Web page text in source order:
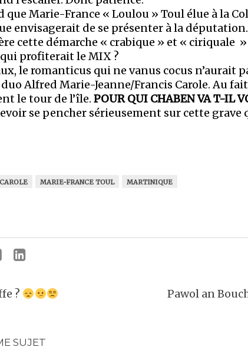
que Marie-France « Loulou » Toul élue à la
envisagerait de se présenter à la
cette démarche « crabique » et « ciriquale
profiterait le MIX ?
le romanticus qui ne vanus cocus n’aurait
Alfred Marie-Jeanne/Francis Carole. Au
le tour de l’île. POUR QUI CHABEN VA T-IL
se pencher sérieusement sur cette grave
MARIE-FRANCE TOUL MARTINIQUE
Pawol an
?
SUJET